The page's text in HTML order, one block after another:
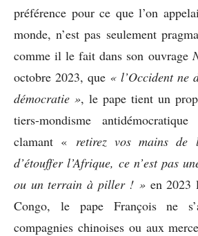
préférence pour ce que l’on
monde, n’est pas seulement
comme il le fait dans son ouvrage
octobre 2023, que « l’Occident ne
démocratie », le pape tient un
tiers-mondisme
clamant « retirez vos mains de
d’étouffer l’Afrique, ce n’est pas
ou un terrain à piller ! » en 2023
Congo, le pape François ne
compagnies chinoises ou aux